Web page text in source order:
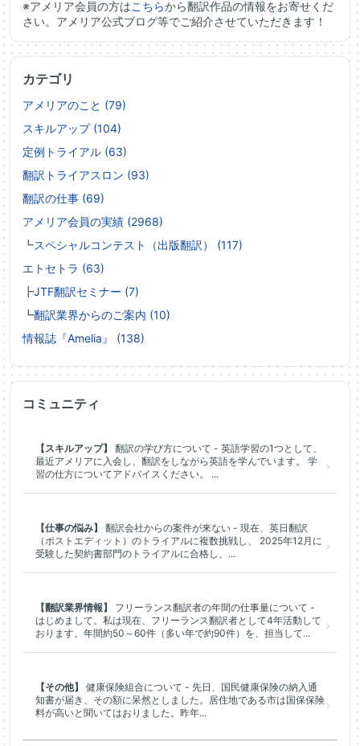
※アメリア会員の方はこちらから翻訳作品の情報をお寄せくだ
さい。アメリア公式ブログ等でご紹介させていただきます！
カテゴリ
アメリアのこと (79)
スキルアップ (104)
定例トライアル (63)
翻訳トライアスロン (93)
翻訳の仕事 (69)
アメリア会員の実績 (2968)
┗スペシャルコンテスト（出版翻訳） (117)
エトセトラ (63)
┣JTF翻訳セミナー (7)
┗翻訳業界からのご案内 (10)
情報誌『Amelia』 (138)
コミュニティ
【スキルアップ】
翻訳の学び方について - 英語学習の1つとして、
最近アメリアに入会し、翻訳をしながら英語を学んでいます。 学
習の仕方についてアドバイスください。 ...
【仕事の悩み】
翻訳会社からの案件が来ない - 現在、英日翻訳
（ポストエディット）のトライアルに複数挑戦し、 2025年12月に
受験した契約書部門のトライアルに合格し、...
【翻訳業界情報】
フリーランス翻訳者の年間の仕事量について -
はじめまして。私は現在、フリーランス翻訳者として4年活動して
おります。年間約50～60件（多い年で約90件）を、担当して...
【その他】
健康保険組合について - 先日、国民健康保険の納入通
知書が届き、その額に呆然としました。居住地である市は国保保険
料が高いと聞いてはおりました。昨年...